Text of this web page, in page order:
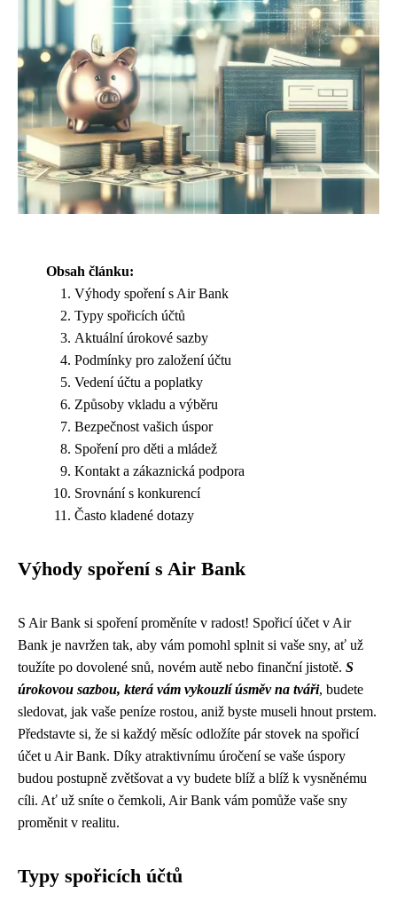
Obsah článku:
Výhody spoření s Air Bank
Typy spořicích účtů
Aktuální úrokové sazby
Podmínky pro založení účtu
Vedení účtu a poplatky
Způsoby vkladu a výběru
Bezpečnost vašich úspor
Spoření pro děti a mládež
Kontakt a zákaznická podpora
Srovnání s konkurencí
Často kladené dotazy
Výhody spoření s Air Bank
S Air Bank si spoření proměníte v radost! Spořicí účet v Air
Bank je navržen tak, aby vám pomohl splnit si vaše sny, ať už
toužíte po dovolené snů, novém autě nebo finanční jistotě. S
úrokovou sazbou, která vám vykouzlí úsměv na tváři, budete
sledovat, jak vaše peníze rostou, aniž byste museli hnout prstem.
Představte si, že si každý měsíc odložíte pár stovek na spořicí
účet u Air Bank. Díky atraktivnímu úročení se vaše úspory
budou postupně zvětšovat a vy budete blíž a blíž k vysněnému
cíli. Ať už sníte o čemkoli, Air Bank vám pomůže vaše sny
proměnit v realitu.
Typy spořicích účtů